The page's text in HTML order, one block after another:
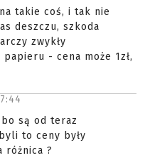
takie coś, i tak nie
deszczu, szkoda
zwykły
- cena może 1zł,
są od teraz
to ceny były
różnica ?